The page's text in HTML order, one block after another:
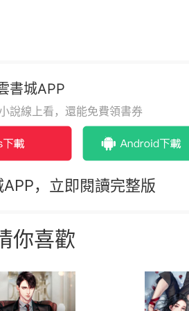
書城APP
說線上看，還能免費領書券
，立即閱讀完整版
你喜歡